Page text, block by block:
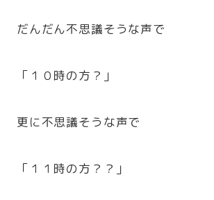
だんだん不思議そうな声で
「１０時の方？」
更に不思議そうな声で
「１１時の方？？」